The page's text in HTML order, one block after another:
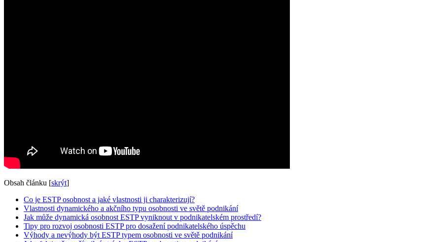
Obsah článku [skrýt]
Co je ESTP osobnost a jaké vlastnosti ji charakterizují?
Vlastnosti dynamického a akčního typu osobnosti ve světě podnikání
Jak může dynamická osobnost ESTP vyniknout v podnikatelském prostředí?
Tipy pro rozvoj osobnosti ESTP pro dosažení podnikatelského úspěchu
Výhody a nevýhody být ESTP typem osobnosti ve světě podnikání